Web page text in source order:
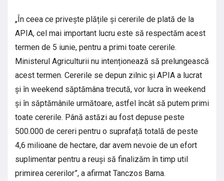
„În ceea ce privește plățile și cererile de plată de la
APIA, cel mai important lucru este să respectăm acest
termen de 5 iunie, pentru a primi toate cererile.
Ministerul Agriculturii nu intenționează să prelungească
acest termen. Cererile se depun zilnic și APIA a lucrat
și în weekend săptămâna trecută, vor lucra în weekend
și în săptămânile următoare, astfel încât să putem primi
toate cererile. Până astăzi au fost depuse peste
500.000 de cereri pentru o suprafață totală de peste
4,6 milioane de hectare, dar avem nevoie de un efort
suplimentar pentru a reuși să finalizăm în timp util
primirea cererilor”, a afirmat Tanczos Barna.